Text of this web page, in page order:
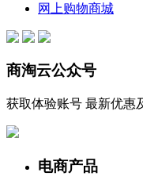
网上购物商城
商淘云公众号
获取体验账号 最新优惠
电商产品